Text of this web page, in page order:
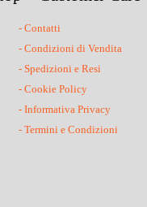
- Contatti
- Condizioni di Vendita
- Spedizioni e Resi
- Cookie Policy
- Informativa Privacy
- Termini e Condizioni